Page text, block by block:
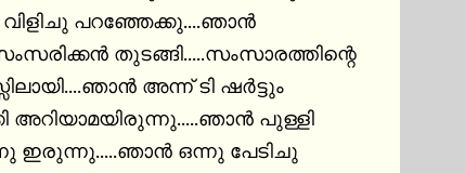
തുടങ്ങി.....സംസാരത്തിന്റെ
അന്ന് ടി ഷർട്ടും
അറിയാമയിരുന്നു.....ഞാൻ പുള്ളി
ഇരുന്നു.....ഞാൻ ഒന്നു പേടിചു